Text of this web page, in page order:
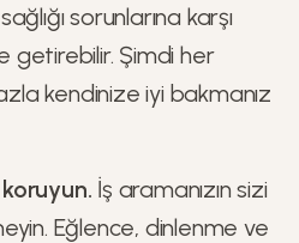
sorunlarına karşı
getirebilir. Şimdi her
kendinize iyi bakmanız
İş aramanızın sizi
Eğlence, dinlenme ve